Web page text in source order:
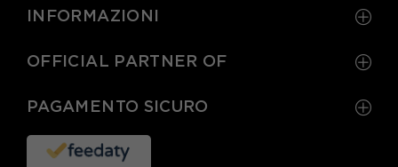
INFORMAZIONI
OFFICIAL PARTNER OF
PAGAMENTO SICURO